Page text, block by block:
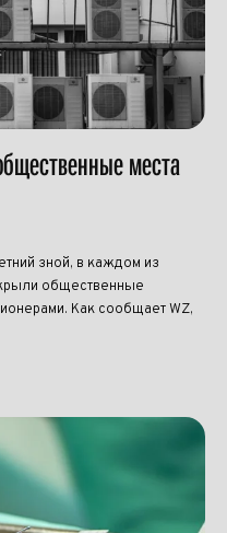
места
зной, в каждом из
общественные
Как сообщает WZ,